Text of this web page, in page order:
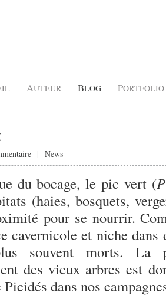
AUTEUR BLOG PORTFOLIO
| News
du bocage, le pic vert (
(haies, bosquets,
pour se nourrir.
cavernicole et niche dans
souvent morts. La
des vieux arbres est
Picidés dans nos